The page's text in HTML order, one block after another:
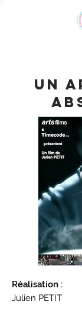
Un
Réalisation :
Julien PETIT